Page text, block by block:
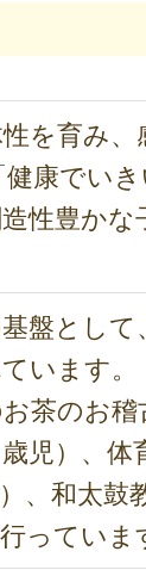
を育み
康でい
性豊か
盤とし
います。
茶のお
児）、体
、和太鼓
っていま